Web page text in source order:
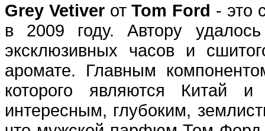
Grey VetiverотTom Ford - это
в 2009 году. Автору
эксклюзивных часов и
аромате. Главным
которого являются Китай
интересным, глубоким,